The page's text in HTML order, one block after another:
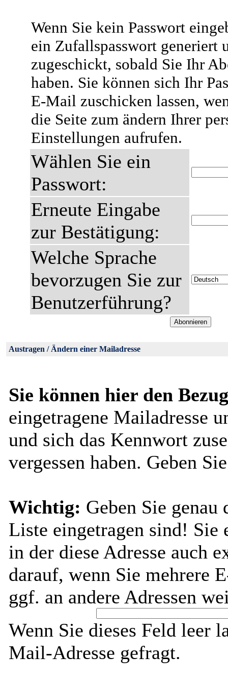
Wenn Sie kein Passwort
ein Zufallspasswort generiert
zugeschickt, sobald Sie Ihr
haben. Sie können sich Ihr
E-Mail zuschicken lassen,
die Seite zum ändern Ihrer
Einstellungen aufrufen.
Wählen Sie ein
Passwort:
Erneute Eingabe
zur Bestätigung:
Welche Sprache
bevorzugen Sie zur
Benutzerführung?
Austragen / Ändern einer Mailadresse
Sie können hier den
eingetragene Mailadresse
und sich das Kennwort
vergessen haben. Geben
Wichtig: Geben Sie
Liste eingetragen sind!
in der diese Adresse auch
darauf, wenn Sie mehrere
ggf. an andere Adressen
Wenn Sie dieses Feld leer
Mail-Adresse gefragt.